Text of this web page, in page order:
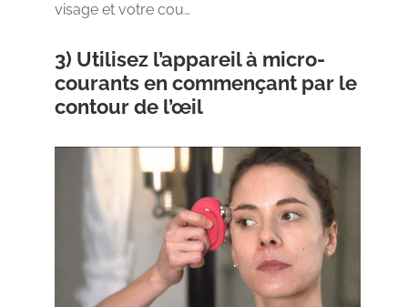
visage et votre cou…
3) Utilisez l’appareil à micro-
courants en commençant par le
contour de l’œil